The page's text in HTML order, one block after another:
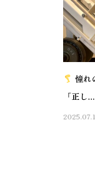
憧れ
「正し...